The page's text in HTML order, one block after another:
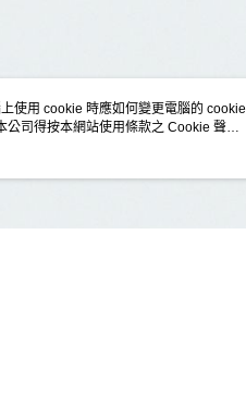
使用 cookie 時應如何變更電腦的 cookie
公司得按本網站使用條款之 Cookie 聲明